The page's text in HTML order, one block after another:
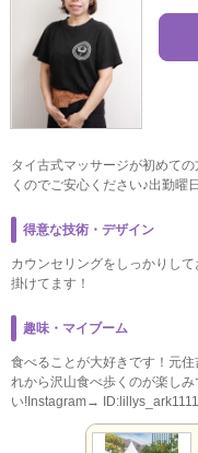
タイ古式マッサージが初めて
くのでご安心ください♪出勤曜
得意な技術・デザイン
カウンセリングをしっかりし
掛けてます！
趣味・マイブーム
食べることが大好きです！元
れから沢山食べ歩くのが楽し
い!Instagram→ ID:lillys_ark1111